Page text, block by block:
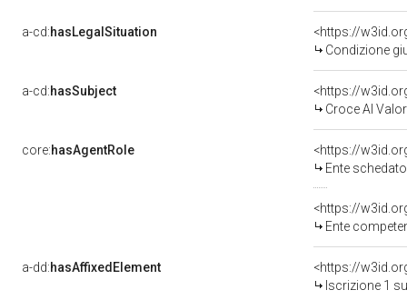
a-cd:hasLegalSituation
<https://
Condizione
a-cd:hasSubject
<https://
Croce Al
core:hasAgentRole
<https://
Ente
<https://
Ente competente
a-dd:hasAffixedElement
<https://
Iscrizione 1